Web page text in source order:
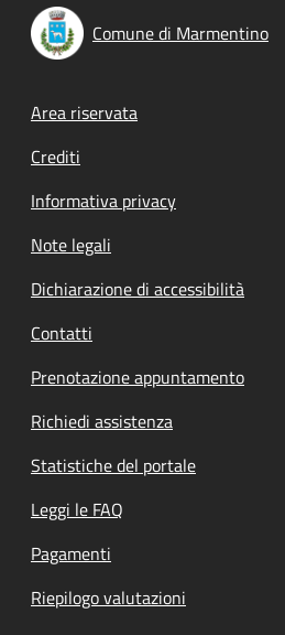
Comune di Marmentino
Footer menu
Area riservata
Crediti
Informativa privacy
Note legali
Dichiarazione di accessibilità
Contatti
Prenotazione appuntamento
Richiedi assistenza
Statistiche del portale
Leggi le FAQ
Pagamenti
Riepilogo valutazioni